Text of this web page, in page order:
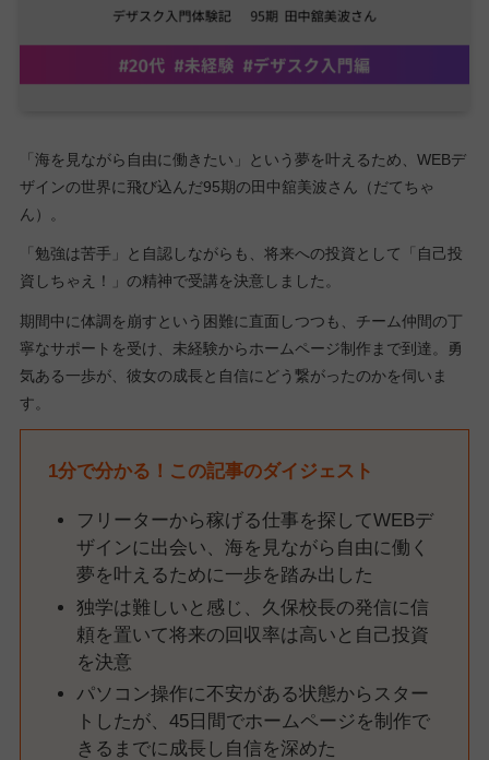
「海を見ながら自由に働きたい」という夢を叶えるため、WEBデ
ザインの世界に飛び込んだ95期の田中舘美波さん（だてちゃ
ん）。
「勉強は苦手」と自認しながらも、将来への投資として「自己投
資しちゃえ！」の精神で受講を決意しました。
期間中に体調を崩すという困難に直面しつつも、チーム仲間の丁
寧なサポートを受け、未経験からホームページ制作まで到達。勇
気ある一歩が、彼女の成長と自信にどう繋がったのかを伺いま
す。
1分で分かる！この記事のダイジェスト
フリーターから稼げる仕事を探してWEBデ
ザインに出会い、海を見ながら自由に働く
夢を叶えるために一歩を踏み出した
独学は難しいと感じ、久保校長の発信に信
頼を置いて将来の回収率は高いと自己投資
を決意
パソコン操作に不安がある状態からスター
トしたが、45日間でホームページを制作で
きるまでに成長し自信を深めた